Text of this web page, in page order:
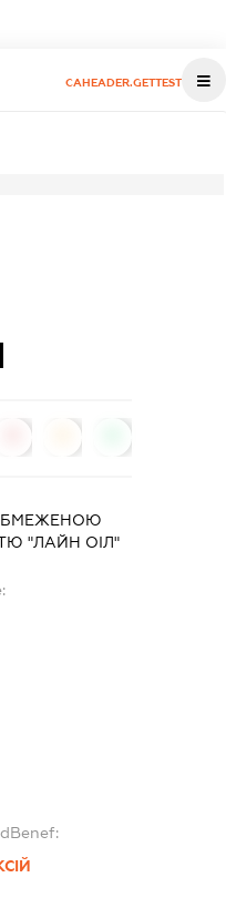
CAHEADER.GETTEST
"ЛАЙН ОІЛ"